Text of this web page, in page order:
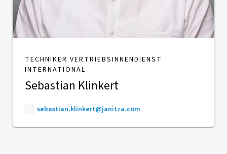
TECHNIKER VERTRIEBSINNENDIENST
INTERNATIONAL
Sebastian Klinkert
sebastian.klinkert@janitza.com